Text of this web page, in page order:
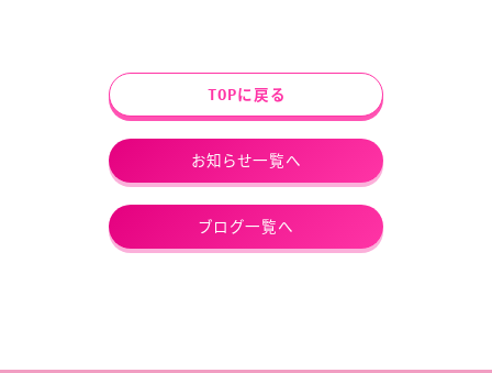
TOPに戻る
お知らせ一覧へ
ブログ一覧へ